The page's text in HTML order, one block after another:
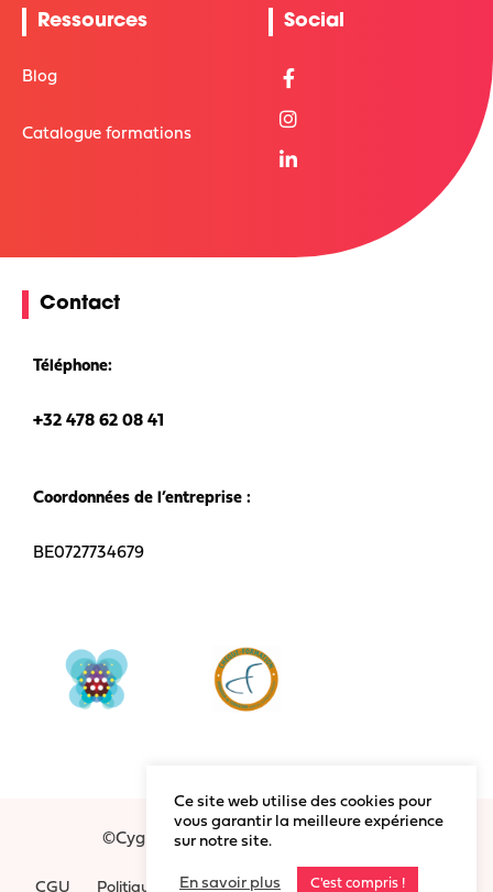
Ressources
Blog
Catalogue formations
Social
Contact
Téléphone:
+32 478 62 08 41
Coordonnées de l’entreprise :
BE0727734679
©Cygnum 2020 - Tous droits réservés
CGU Politique Vie Privée
Ce site web utilise des cookies pour
vous garantir la meilleure expérience
sur notre site.
En savoir plus C'est compris !